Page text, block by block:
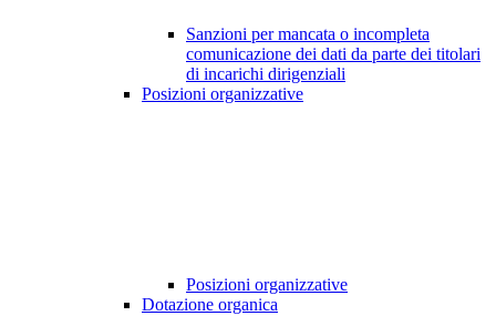
Sanzioni per mancata o incompleta
comunicazione dei dati da parte dei titolari
di incarichi dirigenziali
Posizioni organizzative
Posizioni organizzative
Dotazione organica